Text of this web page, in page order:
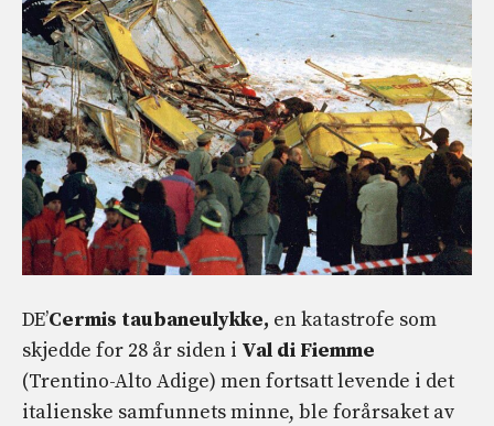
DE’Cermis taubaneulykke, en katastrofe som
skjedde for 28 år siden i Val di Fiemme
(Trentino-Alto Adige) men fortsatt levende i det
italienske samfunnets minne, ble forårsaket av